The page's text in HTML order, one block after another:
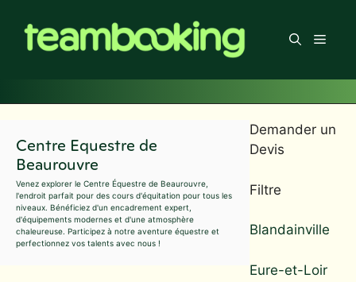
contenu
Menu
Centre Equestre de
Beaurouvre
Venez explorer le Centre Équestre de Beaurouvre,
l'endroit parfait pour des cours d'équitation pour tous les
niveaux. Bénéficiez d'un encadrement expert,
d'équipements modernes et d'une atmosphère
chaleureuse. Participez à notre aventure équestre et
perfectionnez vos talents avec nous !
Demander un
Devis
Filtre
Blandainville
Eure-et-Loir